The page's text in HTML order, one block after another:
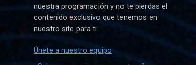
nuestra programación y no te pierdas el
contenido exclusivo que tenemos en
nuestro site para ti.
Únete a nuestro equipo